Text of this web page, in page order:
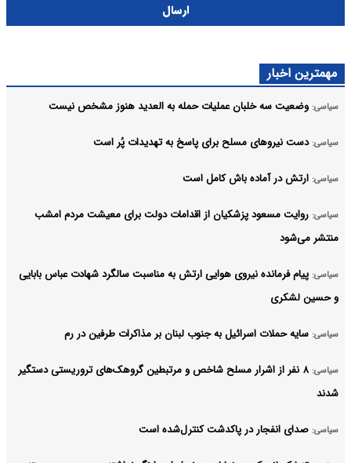
ارسال
مهمترین اخبار
سیاسی: وضعیت سه خلبان عملیات حمله به العدید هنوز مشخص نیست
سیاسی: دست نیروهای مسلح برای پاسخ به تهدیدات پُر است
سیاسی: ارتش در آماده باش کامل است
سیاسی: روایت مسعود پزشکیان از اقدامات دولت برای معیشت مردم امشب
منتشر می‌شود
سیاسی: پیام فرمانده نیروی هوایی ارتش به مناسبت سالگرد شهادت عباس بابایی
و حسین لشکری
سیاسی: سایه حملات اسرائیل به جنوب لبنان بر مذاکرات طرفین در رم
سیاسی:
۸ نفر از اشرار مسلح شاخص و مرتبطین گروهک‌های تروریستی دستگیر
شدند
سیاسی: صدای انفجار در پاکدشت کنترل‌شده است